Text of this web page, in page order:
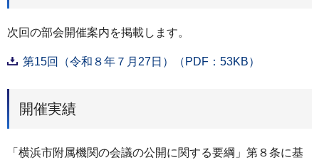
次回の部会開催案内を掲載します。
第15回（令和８年７月27日）（PDF：53KB）
開催実績
「横浜市附属機関の会議の公開に関する要綱」第８条に基